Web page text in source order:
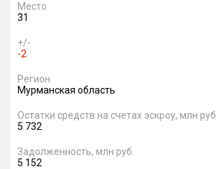
Место
31
+/-
-2
Регион
Мурманская область
Остатки средств на счетах эскроу, млн руб.
5 732
Задолженность, млн руб.
5 152